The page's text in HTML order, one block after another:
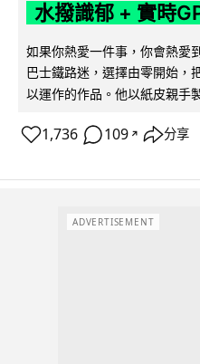
水撥識郁 + 實時
如果你熱愛一件事，你會熱愛
巴士鐵路迷，選擇由零開始，
以運作的作品。他以紙皮親手
1,736 109 ↗ 分享
ADVERTISEMENT